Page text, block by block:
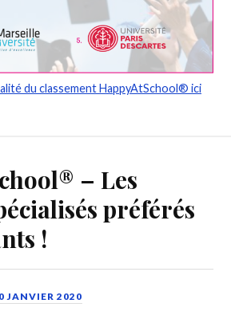
du classement HappyAtSchool® ici
– Les
préférés
!
JANVIER 2020